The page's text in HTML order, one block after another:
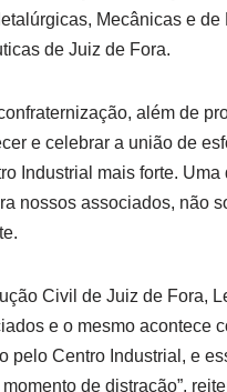
Mecânicas e de
de Juiz de Fora.
além de
e celebrar a união de
Industrial mais forte.
nossos associados, não
Civil de Juiz de Fora,
e o mesmo acontece
pelo Centro Industrial, e
de distração”,